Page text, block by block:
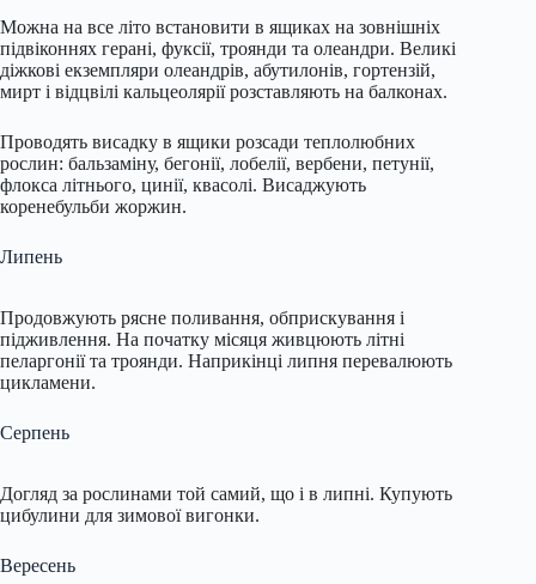
Можна на все літо встановити в ящиках на зовнішніх
підвіконнях герані, фуксії, троянди та олеандри. Великі
діжкові екземпляри олеандрів, абутилонів, гортензій,
мирт і відцвілі кальцеолярії розставляють на балконах.
Проводять висадку в ящики розсади теплолюбних
рослин: бальзаміну, бегонії, лобелії, вербени, петунії,
флокса літнього, цинії, квасолі. Висаджують
коренебульби жоржин.
Липень
Продовжують рясне поливання, обприскування і
підживлення. На початку місяця живцюють літні
пеларгонії та троянди. Наприкінці липня перевалюють
цикламени.
Серпень
Догляд за рослинами той самий, що і в липні. Купують
цибулини для зимової вигонки.
Вересень